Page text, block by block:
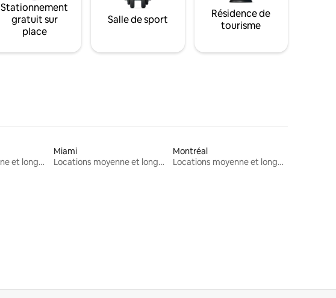
Stationnement
gratuit sur
place
Salle de sport
Résidence de
tourisme
Locations moyenne et longue durée
Miami
Locations moyenne et longue durée
Montréal
Locations moyenne et longue durée